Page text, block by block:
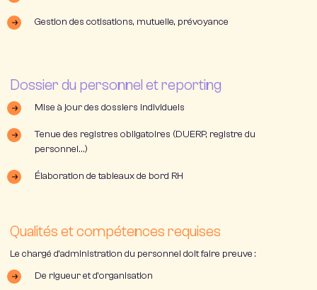
Gestion des cotisations, mutuelle, prévoyance
Dossier du personnel et reporting
Mise à jour des dossiers individuels
Tenue des registres obligatoires (DUERP, registre du
personnel…)
Élaboration de tableaux de bord RH
Qualités et compétences requises
Le chargé d’administration du personnel doit faire preuve :
De rigueur et d’organisation